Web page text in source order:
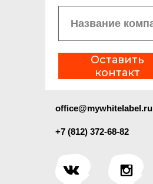
Оставить
контакт
office@mywhitelabel.ru
+7 (812) 372-68-82